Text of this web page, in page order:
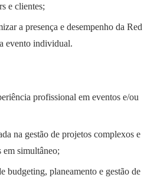
e clientes;
a presença e desempenho da Red
evento individual.
profissional em eventos e/ou
na gestão de projetos complexos e
em simultâneo;
budgeting, planeamento e gestão de